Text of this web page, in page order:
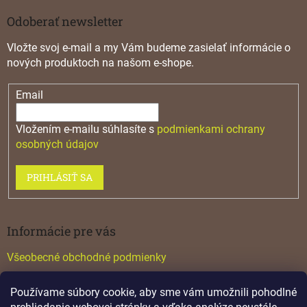
Používame súbory cookie, aby sme vám umožnili pohodlné
Odoberať newsletter
Vložte svoj e-mail a my Vám budeme zasielať informácie o
nových produktoch na našom e-shope.
Email
Vložením e-mailu súhlasíte s podmienkami ochrany
osobných údajov
PRIHLÁSIŤ SA
Informácie pre vás
Všeobecné obchodné podmienky
Katalógy